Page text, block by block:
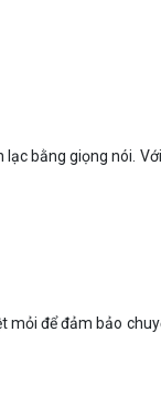
bằng giọng nói.
để đảm bảo